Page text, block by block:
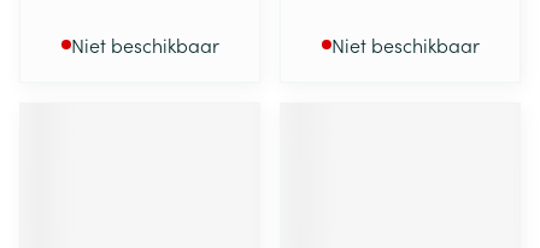
Niet beschikbaar Niet beschikbaar